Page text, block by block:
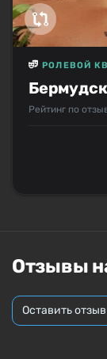
РОЛЕВОЙ
Рейтинг по
Отзывы
Оставить отзыв